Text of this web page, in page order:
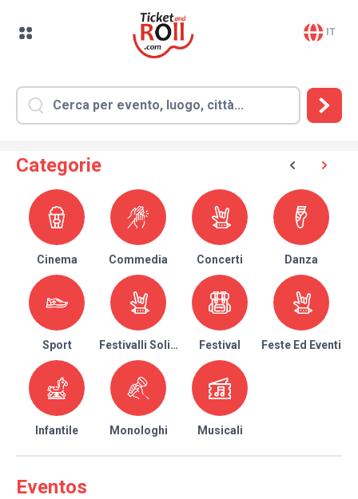
IT
Categorie
Cinema Commedia Concerti Danza
Sport Festivalli Solidari Festival Feste Ed Eventi
Infantile Monologhi Musicali
Eventos